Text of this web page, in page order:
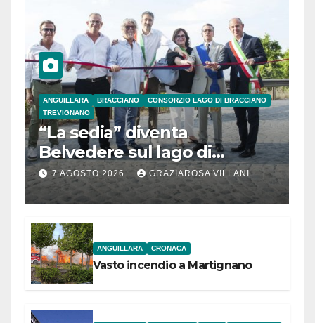
ANGUILLARA BRACCIANO
CONSORZIO LAGO DI BRACCIANO
TREVIGNANO
“La sedia” diventa
Belvedere sul lago di
Bracciano: ieri
l’inaugurazione
7 AGOSTO 2026 GRAZIAROSA VILLANI
ANGUILLARA CRONACA
Vasto incendio a Martignano